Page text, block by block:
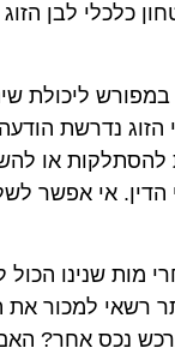
כלכלי לבן
ליכולת
הזוג נדרשת
להסתלקות או
אי אפשר
מות שנינו הכול
רשאי למכור
נכס אחר?